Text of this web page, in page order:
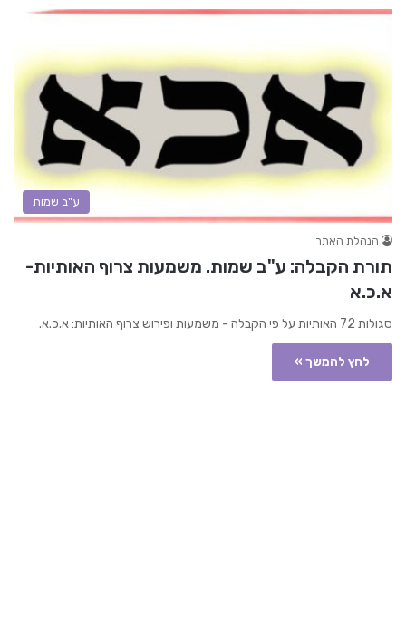
ע"ב שמות
הנהלת האתר
תורת הקבלה: ע"ב שמות. משמעות צרוף האותיות-
א.כ.א
סגולות 72 האותיות על פי הקבלה - משמעות ופירוש צרוף האותיות: א.כ.א.
לחץ להמשך »